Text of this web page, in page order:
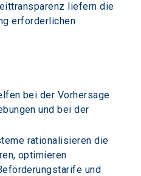
liefern die
erforderlichen
bei der Vorhersage
und bei der
rationalisieren die
optimieren
und